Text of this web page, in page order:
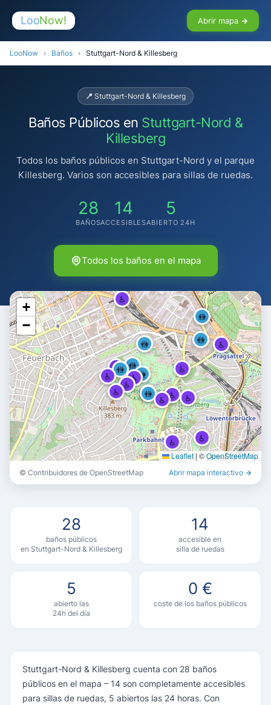
LooNow! Abrir mapa →
LooNow › Baños › Stuttgart-Nord & Killesberg
📍 Stuttgart-Nord & Killesberg
Baños Públicos en Stuttgart-Nord &
Killesberg
Todos los baños públicos en Stuttgart-Nord y el parque
Killesberg. Varios son accesibles para sillas de ruedas.
28
BAÑOS
14
ACCESIBLES
5
ABIERTO 24H
Todos los baños en el mapa
♿
♿
♿
♿
♿
🚻
🚻
♿ ♿
🚻
♿
🚻
🚻
♿
🚻
🚻 ♿
♿
♿
🚻
🚻
♿
+
−
Leaflet | ©OpenStreetMap
© Contribuidores de OpenStreetMap Abrir mapa interactivo →
28
baños públicos
en Stuttgart-Nord & Killesberg
14
accesible en
silla de ruedas
5
abierto las
24h del día
0 €
coste de los baños públicos
Stuttgart-Nord & Killesberg cuenta con 28 baños
públicos en el mapa – 14 son completamente accesibles
para sillas de ruedas, 5 abiertos las 24 horas. Con